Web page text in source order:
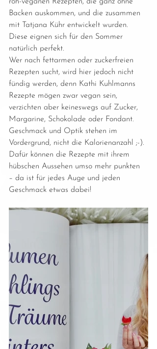
roh-veganen Rezepten, die ganz ohne
Backen auskommen, und die zusammen
mit Tatjana Kühr entwickelt wurden.
Diese eignen sich für den Sommer
natürlich perfekt.
Wer nach fettarmen oder zuckerfreien
Rezepten sucht, wird hier jedoch nicht
fündig werden, denn Kathi Kuhlmanns
Rezepte mögen zwar vegan sein,
verzichten aber keineswegs auf Zucker,
Margarine, Schokolade oder Fondant.
Geschmack und Optik stehen im
Vordergrund, nicht die Kalorienanzahl ;-).
Dafür können die Rezepte mit ihrem
hübschen Aussehen umso mehr punkten
– da ist für jedes Auge und jeden
Geschmack etwas dabei!